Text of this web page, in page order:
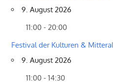
9. August 2026
11:00 - 20:00
Festival der Kulturen &
9. August 2026
11:00 - 14:30